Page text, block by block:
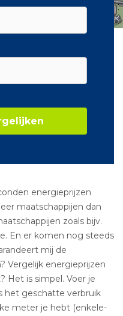
energieprijzen
maatschappijen dan
zoals bijv.
En er komen nog steeds
mij de
Vergelijk energieprijzen
Het is simpel. Voer je
het geschatte verbruik
meter je hebt (enkele-